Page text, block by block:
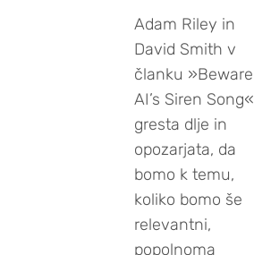
Adam Riley in
David Smith v
članku »Beware
AI’s Siren Song«
gresta dlje in
opozarjata, da
bomo k temu,
koliko bomo še
relevantni,
popolnoma